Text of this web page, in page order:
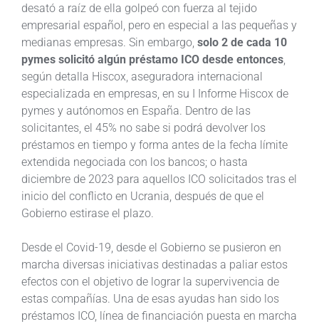
desató a raíz de ella golpeó con fuerza al tejido
empresarial español, pero en especial a las pequeñas y
medianas empresas. Sin embargo, solo 2 de cada 10
pymes solicitó algún préstamo ICO desde entonces
según detalla Hiscox, aseguradora internacional
especializada en empresas, en su I Informe Hiscox de
pymes y autónomos en España. Dentro de las
solicitantes, el 45% no sabe si podrá devolver los
préstamos en tiempo y forma antes de la fecha límite
extendida negociada con los bancos; o hasta
diciembre de 2023 para aquellos ICO solicitados tras el
inicio del conflicto en Ucrania, después de que el
Gobierno estirase el plazo.
Desde el Covid-19, desde el Gobierno se pusieron en
marcha diversas iniciativas destinadas a paliar estos
efectos con el objetivo de lograr la supervivencia de
estas compañías. Una de esas ayudas han sido los
préstamos ICO, línea de financiación puesta en marcha